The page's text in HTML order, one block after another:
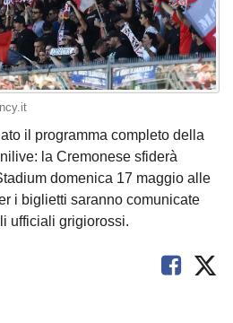
il programma completo della
la Cremonese sfiderà
domenica 17 maggio alle
i biglietti saranno comunicate
ufficiali grigiorossi.